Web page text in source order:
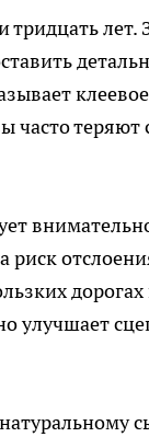
лет.
клеевое
теряют
риск
дорогах
улучшает